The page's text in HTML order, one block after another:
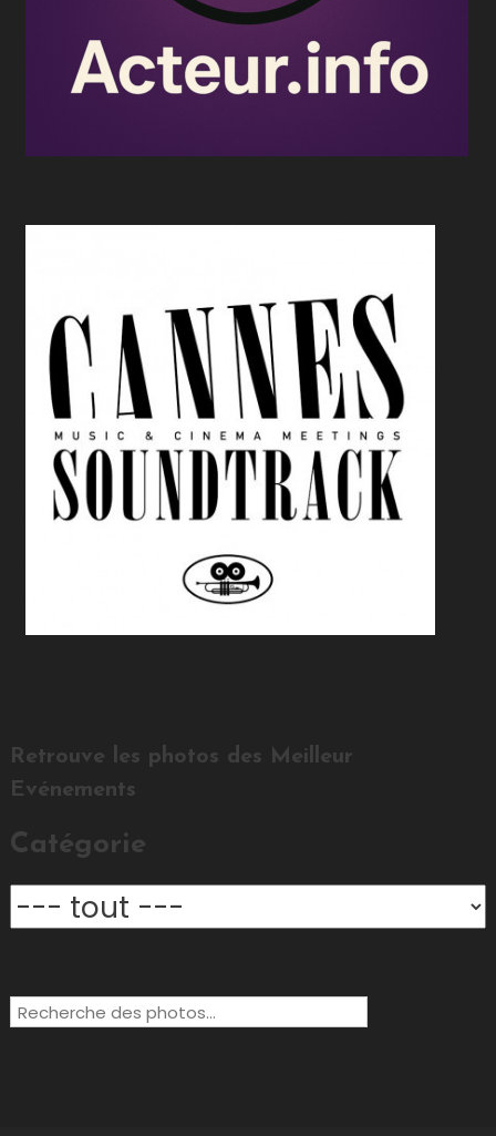
Retrouve les photos des Meilleur
Evénements
Catégorie
Rechercher: